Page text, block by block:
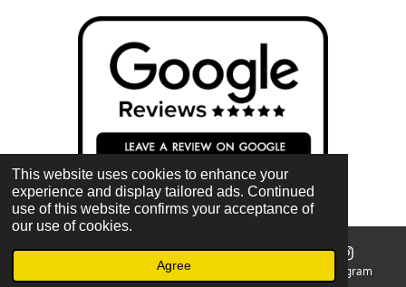
This website uses cookies to enhance your
experience and display tailored ads. Continued
use of this website confirms your acceptance of
our use of cookies.
Agree
Phone Instagram